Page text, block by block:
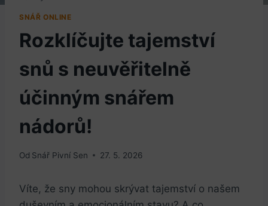
SNÁŘ ONLINE
Rozklíčujte tajemství
snů s neuvěřitelně
účinným snářem
nádorů!
Od Snář Pivní Sen 27. 5. 2026
Víte, ‌že ⁤sny⁢ mohou skrývat tajemství ‌o našem